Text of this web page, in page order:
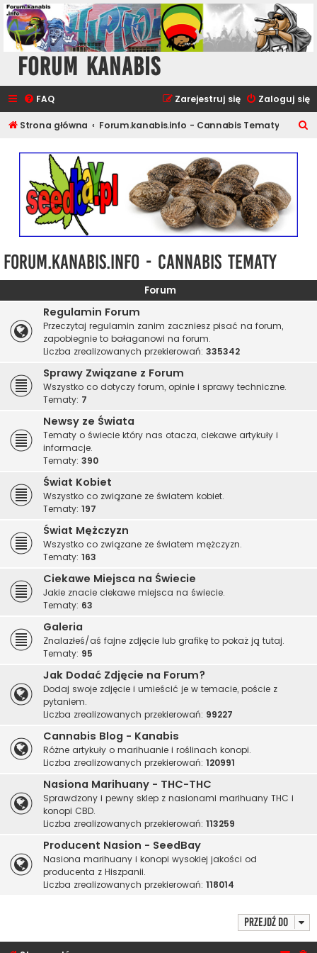
Forum Kanabis
FAQ Zaloguj się
Zarejestruj się
Strona główna Forum.kanabis.info - Cannabis Tematy
Forum.kanabis.info - Cannabis Tematy
Forum
Regulamin Forum
Przeczytaj regulamin zanim zaczniesz pisać na forum,
zapobiegnie to bałaganowi na forum.
Liczba zrealizowanych przekierowań: 335342
Sprawy Związane z Forum
Wszystko co dotyczy forum, opinie i sprawy techniczne.
Tematy: 7
Newsy ze Świata
Tematy o świecie który nas otacza, ciekawe artykuły i
informacje.
Tematy: 390
Świat Kobiet
Wszystko co związane ze światem kobiet.
Tematy: 197
Świat Mężczyzn
Wszystko co związane ze światem mężczyzn.
Tematy: 163
Ciekawe Miejsca na Świecie
Jakie znacie ciekawe miejsca na świecie.
Tematy: 63
Galeria
Znalazłeś/aś fajne zdjęcie lub grafikę to pokaż ją tutaj.
Tematy: 95
Jak Dodać Zdjęcie na Forum?
Dodaj swoje zdjęcie i umieścić je w temacie, poście z
pytaniem.
Liczba zrealizowanych przekierowań: 99227
Cannabis Blog - Kanabis
Różne artykuły o marihuanie i roślinach konopi.
Liczba zrealizowanych przekierowań: 120991
Nasiona Marihuany - THC-THC
Sprawdzony i pewny sklep z nasionami marihuany THC i
konopi CBD.
Liczba zrealizowanych przekierowań: 113259
Producent Nasion - SeedBay
Nasiona marihuany i konopi wysokiej jakości od
producenta z Hiszpanii.
Liczba zrealizowanych przekierowań: 118014
Przejdź do